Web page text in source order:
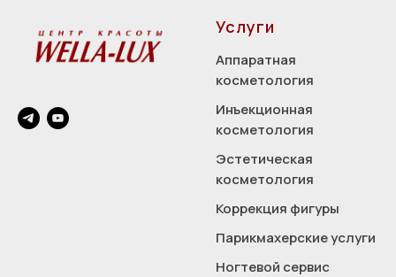
Услуги
Аппаратная
косметология
Инъекционная
косметология
Эстетическая
косметология
Коррекция фигуры
Парикмахерские услуги
Ногтевой сервис